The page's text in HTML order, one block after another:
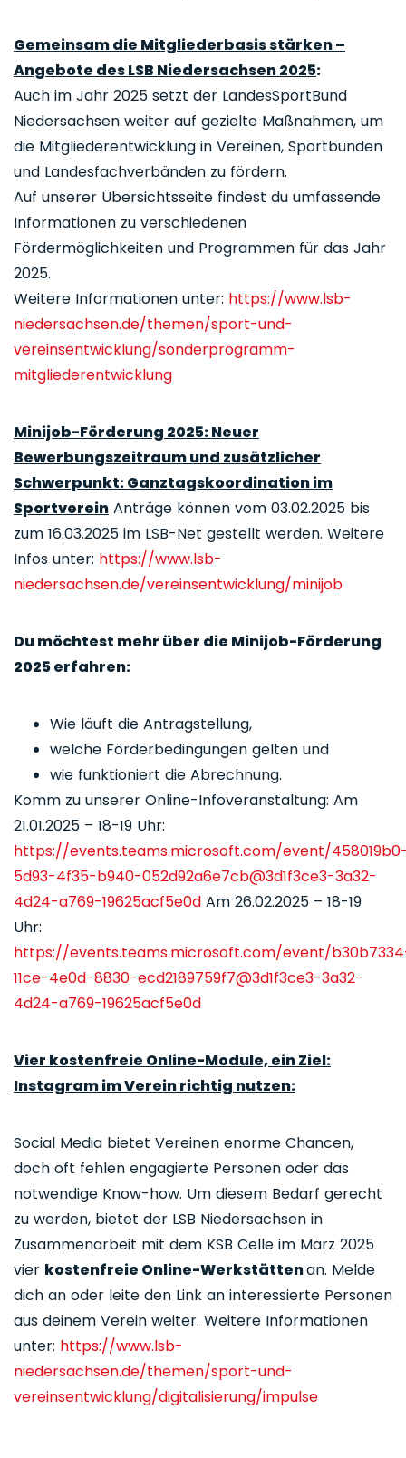
Gemeinsam die Mitgliederbasis stärken –
Angebote des LSB Niedersachsen 2025:
Auch im Jahr 2025 setzt der LandesSportBund
Niedersachsen weiter auf gezielte Maßnahmen, um
die Mitgliederentwicklung in Vereinen, Sportbünden
und Landesfachverbänden zu fördern.
Auf unserer Übersichtsseite findest du umfassende
Informationen zu verschiedenen
Fördermöglichkeiten und Programmen für das Jahr
2025.
Weitere Informationen unter: https://www.lsb-
niedersachsen.de/themen/sport-und-
vereinsentwicklung/sonderprogramm-
mitgliederentwicklung
Minijob-Förderung 2025: Neuer
Bewerbungszeitraum und zusätzlicher
Schwerpunkt: Ganztagskoordination im
Sportverein Anträge können vom 03.02.2025 bis
zum 16.03.2025 im LSB-Net gestellt werden. Weitere
Infos unter: https://www.lsb-
niedersachsen.de/vereinsentwicklung/minijob
Du möchtest mehr über die Minijob-Förderung
2025 erfahren:
Wie läuft die Antragstellung,
welche Förderbedingungen gelten und
wie funktioniert die Abrechnung.
Komm zu unserer Online-Infoveranstaltung: Am
21.01.2025 – 18-19 Uhr:
https://events.teams.microsoft.com/event/
5d93-4f35-b940-052d92a6e7cb@3d1f3ce3-3a32-
4d24-a769-19625acf5e0d Am 26.02.2025 – 18-19
Uhr:
https://events.teams.microsoft.com/event/
11ce-4e0d-8830-ecd2189759f7@3d1f3ce3-3a32-
4d24-a769-19625acf5e0d
Vier kostenfreie Online-Module, ein Ziel:
Instagram im Verein richtig nutzen:
Social Media bietet Vereinen enorme Chancen,
doch oft fehlen engagierte Personen oder das
notwendige Know-how. Um diesem Bedarf gerecht
zu werden, bietet der LSB Niedersachsen in
Zusammenarbeit mit dem KSB Celle im März 2025
vier kostenfreie Online-Werkstättenan. Melde
dich an oder leite den Link an interessierte Personen
aus deinem Verein weiter. Weitere Informationen
unter: https://www.lsb-
niedersachsen.de/themen/sport-und-
vereinsentwicklung/digitalisierung/impulse